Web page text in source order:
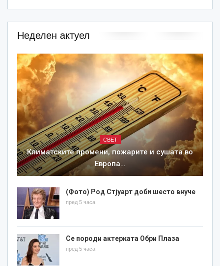
Неделен актуел
СВЕТ
Климатските промени, пожарите и сушата во
Европа…
(Фото) Род Стјуарт доби шесто внуче
пред 5 часа
Се породи актерката Обри Плаза
пред 5 часа